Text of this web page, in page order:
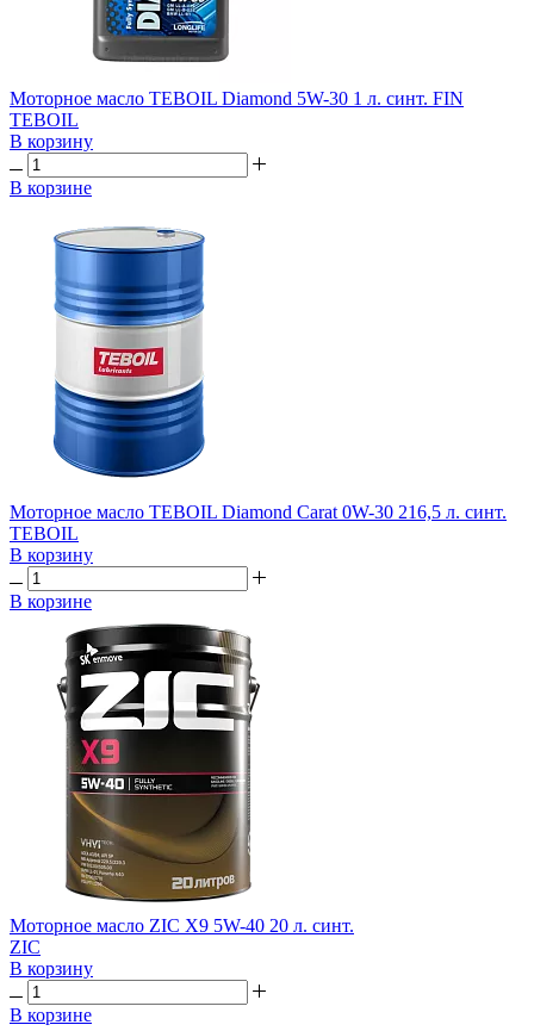
Моторное масло TEBOIL Diamond 5W-30 1 л. синт. FIN
TEBOIL
В корзину
В корзине
Моторное масло TEBOIL Diamond Carat 0W-30 216,5 л. синт.
TEBOIL
В корзину
В корзине
Моторное масло ZIC X9 5W-40 20 л. синт.
ZIC
В корзину
В корзине